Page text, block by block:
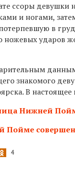
ссоры
и ногами,
в
ножевых ударов
знакомого
В
Нижней
Пойме
4